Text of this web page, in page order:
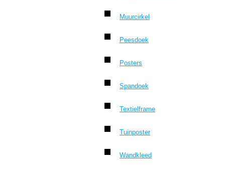
Muurcirkel
Peesdoek
Posters
Spandoek
Textielframe
Tuinposter
Wandkleed